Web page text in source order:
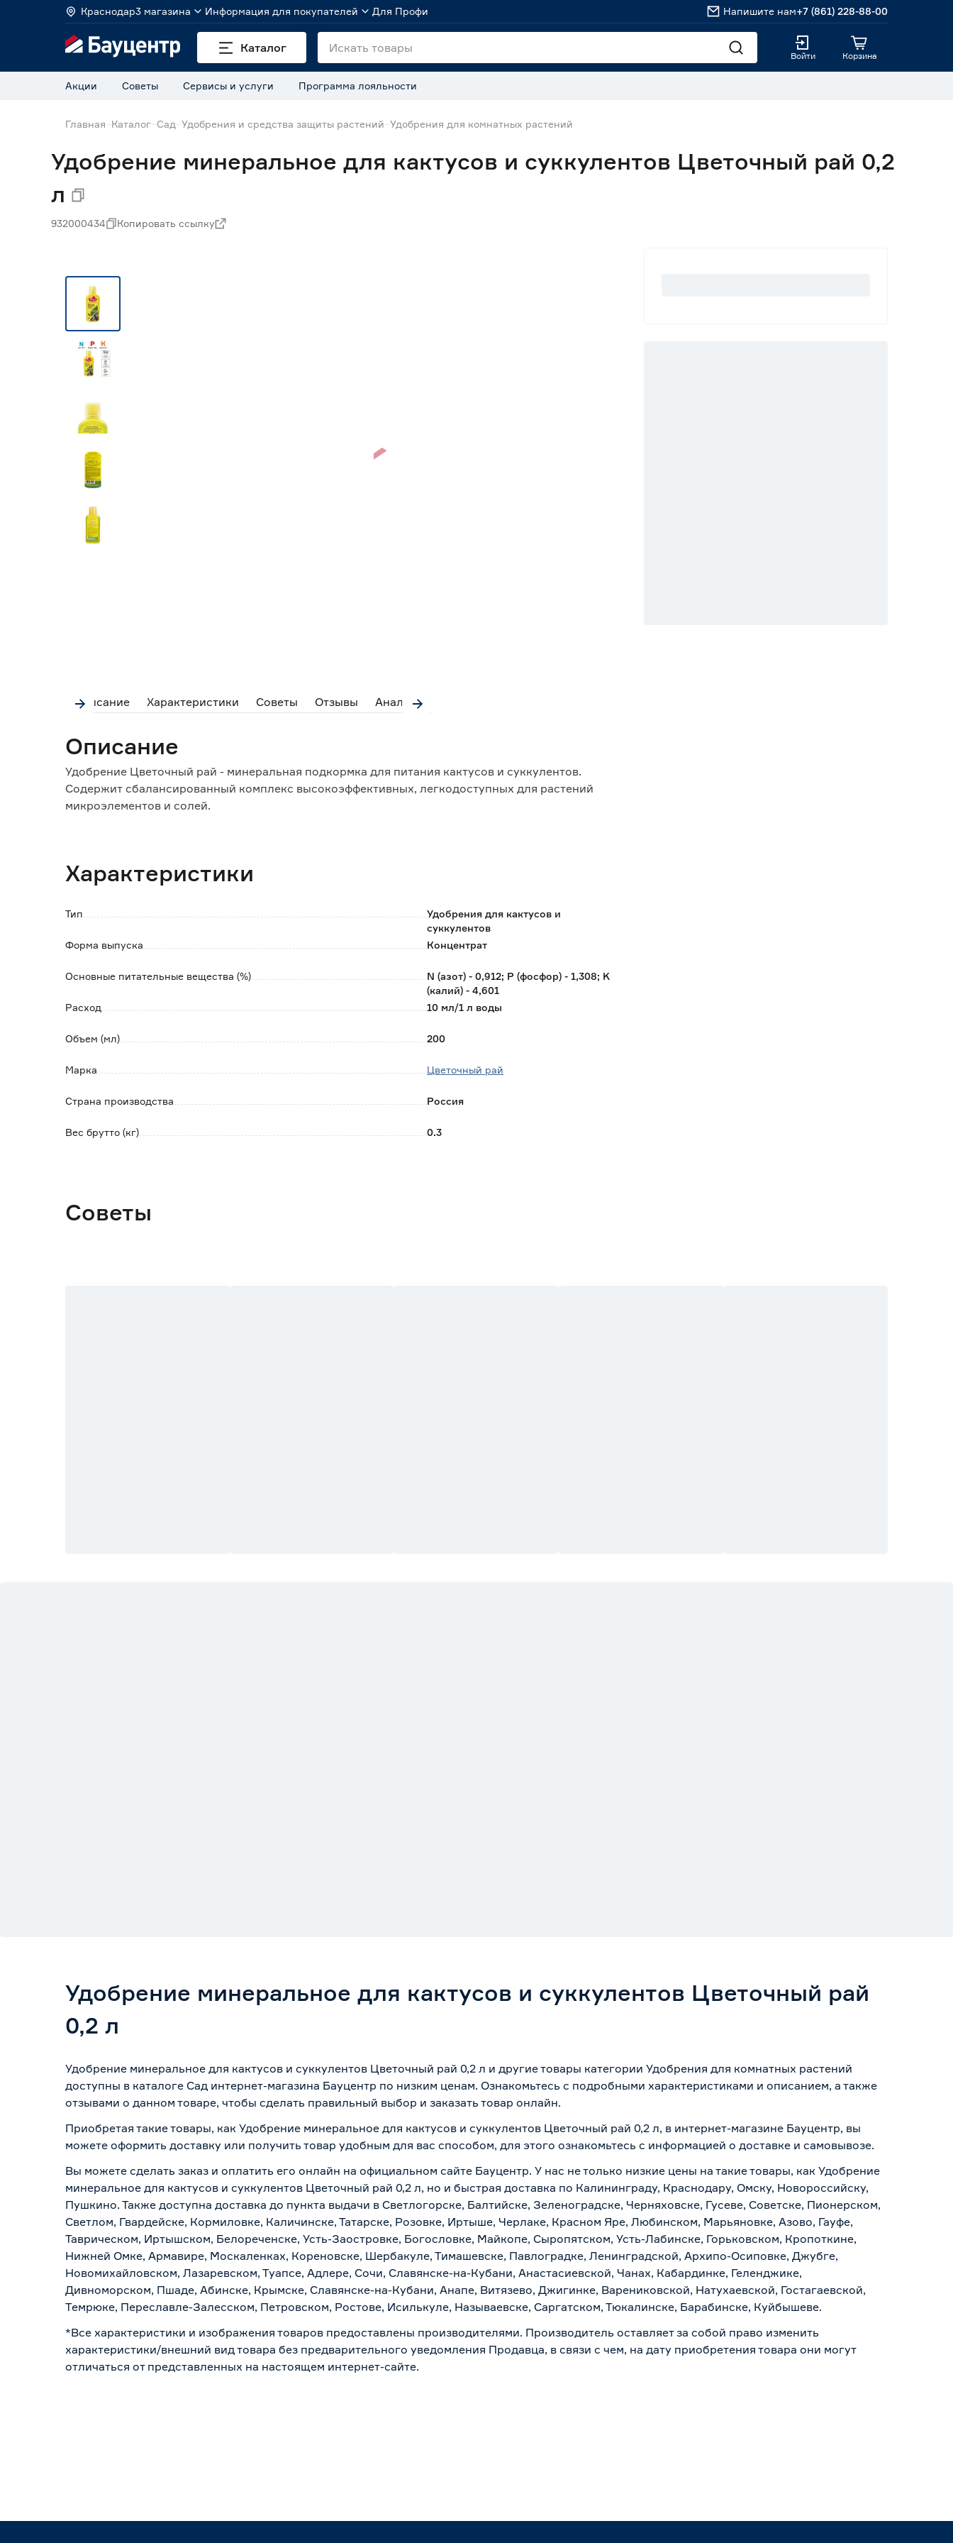
Краснодар3 магазина Информация для покупателей Для Профи Напишите нам+7 (861) 228-88-00
Каталог
Войти Корзина
Акции Советы Сервисы и услуги Программа лояльности
Главная Каталог Сад Удобрения и средства защиты растений Удобрения для комнатных растений
Удобрение минеральное для кактусов и суккулентов Цветочный рай 0,2
л
932000434 Копировать ссылку
Описание Характеристики Советы Отзывы Аналоги
Описание
Удобрение Цветочный рай - минеральная подкормка для питания кактусов и суккулентов.
Содержит сбалансированный комплекс высокоэффективных, легкодоступных для растений
микроэлементов и солей.
- способствует здоровому росту и развитию растений;
- быстрый и видимый эффект.
Способ применения:
С каждым поливом концентрацию удобрения необходимо снизить в 2-3 раза.
Характеристики
Тип
Удобрения для кактусов и
суккулентов
Форма выпуска
Концентрат
Основные питательные вещества (%)
N (азот) - 0,912; P (фосфор) - 1,308; K
(калий) - 4,601
Расход
10 мл/1 л воды
Объем (мл) 200
Марка Цветочный рай
Страна производства Россия
Вес брутто (кг) 0.3
Советы
Удобрение минеральное для кактусов и суккулентов Цветочный рай
0,2 л
Удобрение минеральное для кактусов и суккулентов Цветочный рай 0,2 л и другие товары категории Удобрения для комнатных растений
доступны в каталоге Сад интернет-магазина Бауцентр по низким ценам. Ознакомьтесь с подробными характеристиками и описанием, а также
отзывами о данном товаре, чтобы сделать правильный выбор и заказать товар онлайн.
Приобретая такие товары, как Удобрение минеральное для кактусов и суккулентов Цветочный рай 0,2 л, в интернет-магазине Бауцентр, вы
можете оформить доставку или получить товар удобным для вас способом, для этого ознакомьтесь с информацией о доставке и самовывозе.
Вы можете сделать заказ и оплатить его онлайн на официальном сайте Бауцентр. У нас не только низкие цены на такие товары, как Удобрение
минеральное для кактусов и суккулентов Цветочный рай 0,2 л, но и быстрая доставка по Калининграду, Краснодару, Омску, Новороссийску,
Пушкино. Также доступна доставка до пункта выдачи в Светлогорске, Балтийске, Зеленоградске, Черняховске, Гусеве, Советске, Пионерском,
Светлом, Гвардейске, Кормиловке, Каличинске, Татарске, Розовке, Иртыше, Черлаке, Красном Яре, Любинском, Марьяновке, Азово, Гауфе,
Таврическом, Иртышском, Белореченске, Усть-Заостровке, Богословке, Майкопе, Сыропятском, Усть-Лабинске, Горьковском, Кропоткине,
Нижней Омке, Армавире, Москаленках, Кореновске, Шербакуле, Тимашевске, Павлоградке, Ленинградской, Архипо-Осиповке, Джубге,
Новомихайловском, Лазаревском, Туапсе, Адлере, Сочи, Славянске-на-Кубани, Анастасиевской, Чанах, Кабардинке, Геленджике,
Дивноморском, Пшаде, Абинске, Крымске, Славянске-на-Кубани, Анапе, Витязево, Джигинке, Варениковской, Натухаевской, Гостагаевской,
Темрюке, Переславле-Залесском, Петровском, Ростове, Исилькуле, Называевске, Саргатском, Тюкалинске, Барабинске, Куйбышеве.
*Все характеристики и изображения товаров предоставлены производителями. Производитель оставляет за собой право изменить
характеристики/внешний вид товара без предварительного уведомления Продавца, в связи с чем, на дату приобретения товара они могут
отличаться от представленных на настоящем интернет-сайте.